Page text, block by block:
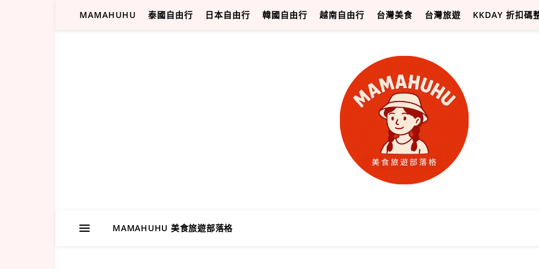
MAMAHUHU 泰國自由行 日本自由行 韓國自由行 越南自由行 台灣美食 台灣旅遊 KKDAY 折扣碼
MAMAHUHU 美食旅遊部落格